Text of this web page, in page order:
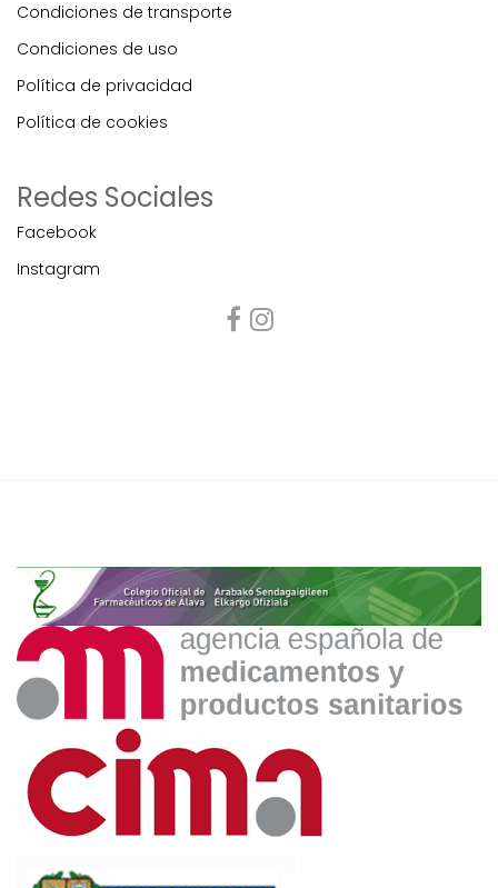
Condiciones de transporte
Condiciones de uso
Política de privacidad
Política de cookies
Redes Sociales
Facebook
Instagram